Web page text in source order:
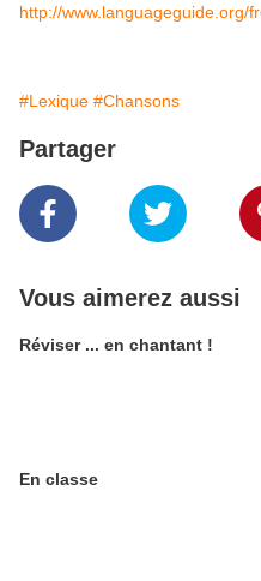
http://www.languageguide.org/
#Lexique #Chansons
Partager
Vous aimerez aussi
Réviser ... en chantant !
En classe